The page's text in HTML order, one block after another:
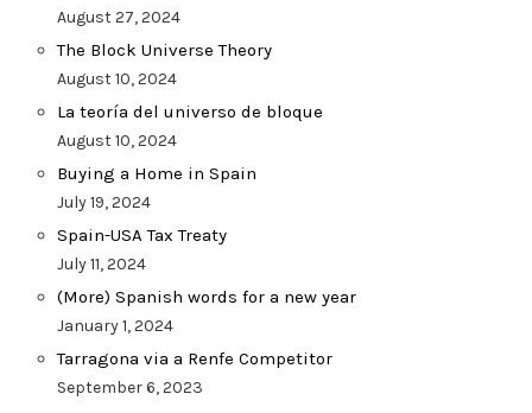
August 27, 2024
The Block Universe Theory
August 10, 2024
La teoría del universo de bloque
August 10, 2024
Buying a Home in Spain
July 19, 2024
Spain-USA Tax Treaty
July 11, 2024
(More) Spanish words for a new year
January 1, 2024
Tarragona via a Renfe Competitor
September 6, 2023